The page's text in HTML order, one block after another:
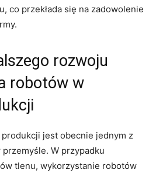
co⁤ przekłada się‍ na⁤ zadowolenie
⁢rozwoju
robotów w
jest obecnie jednym z
⁢W przypadku
tlenu, wykorzystanie robotów